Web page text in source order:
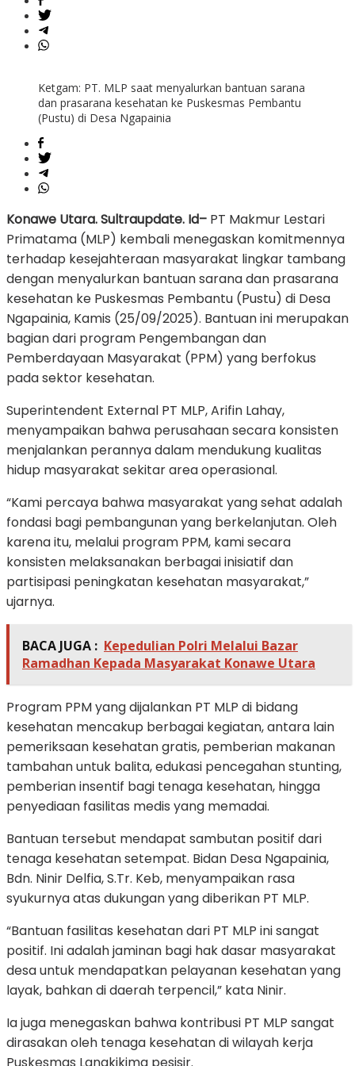
Ketgam: PT. MLP saat menyalurkan bantuan sarana
dan prasarana kesehatan ke Puskesmas Pembantu
(Pustu) di Desa Ngapainia
Konawe Utara. Sultraupdate. Id– PT Makmur Lestari
Primatama (MLP) kembali menegaskan komitmennya
terhadap kesejahteraan masyarakat lingkar tambang
dengan menyalurkan bantuan sarana dan prasarana
kesehatan ke Puskesmas Pembantu (Pustu) di Desa
Ngapainia, Kamis (25/09/2025). Bantuan ini merupakan
bagian dari program Pengembangan dan
Pemberdayaan Masyarakat (PPM) yang berfokus
pada sektor kesehatan.
Superintendent External PT MLP, Arifin Lahay,
menyampaikan bahwa perusahaan secara konsisten
menjalankan perannya dalam mendukung kualitas
hidup masyarakat sekitar area operasional.
“Kami percaya bahwa masyarakat yang sehat adalah
fondasi bagi pembangunan yang berkelanjutan. Oleh
karena itu, melalui program PPM, kami secara
konsisten melaksanakan berbagai inisiatif dan
partisipasi peningkatan kesehatan masyarakat,”
ujarnya.
BACA JUGA : Kepedulian Polri Melalui Bazar
Ramadhan Kepada Masyarakat Konawe Utara
Program PPM yang dijalankan PT MLP di bidang
kesehatan mencakup berbagai kegiatan, antara lain
pemeriksaan kesehatan gratis, pemberian makanan
tambahan untuk balita, edukasi pencegahan stunting,
pemberian insentif bagi tenaga kesehatan, hingga
penyediaan fasilitas medis yang memadai.
Bantuan tersebut mendapat sambutan positif dari
tenaga kesehatan setempat. Bidan Desa Ngapainia,
Bdn. Ninir Delfia, S.Tr. Keb, menyampaikan rasa
syukurnya atas dukungan yang diberikan PT MLP.
“Bantuan fasilitas kesehatan dari PT MLP ini sangat
positif. Ini adalah jaminan bagi hak dasar masyarakat
desa untuk mendapatkan pelayanan kesehatan yang
layak, bahkan di daerah terpencil,” kata Ninir.
Ia juga menegaskan bahwa kontribusi PT MLP sangat
dirasakan oleh tenaga kesehatan di wilayah kerja